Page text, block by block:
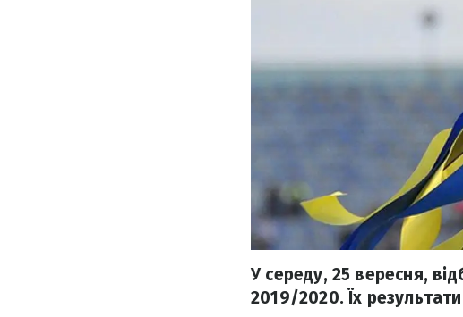
У середу, 25 вересня,
2019/2020. Їх